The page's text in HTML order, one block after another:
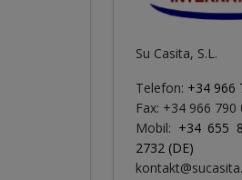
Su Casita, S.L.
Telefon: +34 966
Fax: +34 966 790
Mobil: +34 655
2732 (DE)